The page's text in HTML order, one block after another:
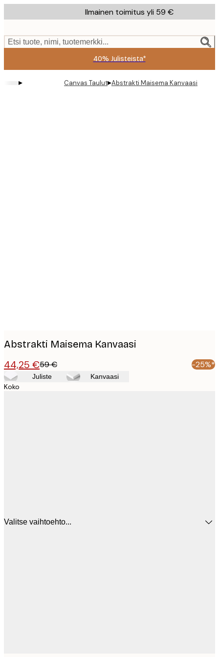
to
content.
Ilmainen toimitus yli 59 €
Etsi tuote, nimi, tuotemerkki...
40% Julisteista*
▸ Canvas Taulut▸Abstrakti Maisema Kanvaasi
Abstrakti Maisema Kanvaasi
44,25 €59 € -25%*
Juliste Kanvaasi
Koko
Valitse vaihtoehto...